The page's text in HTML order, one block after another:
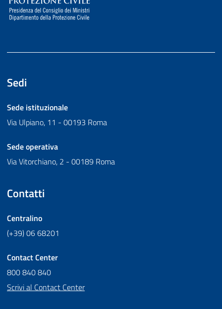
Sedi
Sede istituzionale
Via Ulpiano, 11 - 00193 Roma
Sede operativa
Via Vitorchiano, 2 - 00189 Roma
Contatti
Centralino
(+39) 06 68201
Contact Center
800 840 840
Scrivi al Contact Center